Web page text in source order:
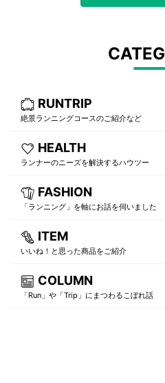
RUNTRIP
絶景ランニングコースのご紹介など
HEALTH
ランナーのニーズを解決するハウツー
FASHION
「ランニング」を軸にお話を伺いました
ITEM
いいね！と思った商品をご紹介
COLUMN
「Run」や「Trip」にまつわるこぼれ話